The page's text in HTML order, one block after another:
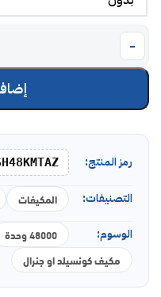
رمز المنتج:
التصنيفات: المكيفات
الوسوم: 48000 وحدة
مكيف كونسيلد او جنرال